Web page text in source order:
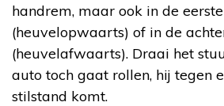
handrem, maar ook in de
(heuvelopwaarts) of in de
(heuvelafwaarts). Draai het
auto toch gaat rollen, hij tegen
stilstand komt.